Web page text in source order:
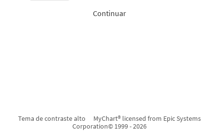
Continuar
Tema de contraste alto
MyChart® licensed from Epic Systems
Corporation© 1999 - 2026